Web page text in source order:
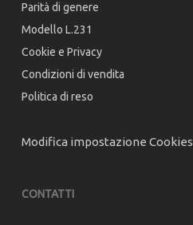
Parità di genere
Modello L.231
Cookie e Privacy
Condizioni di vendita
Politica di reso
Modifica impostazione Cookies
CONTATTI